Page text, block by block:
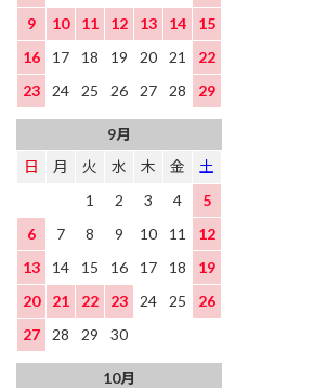
9
10 11 12 13 14
15
16
17 18 19 20 21
22
23
24 25 26 27 28 29
9月
日
月 火 水 木 金
土
1
2 3 4
5
6
7 8 9 10 11
12
13
14 15 16 17 18
19
20
21 22 23 24 25
26
27
28 29 30
10月